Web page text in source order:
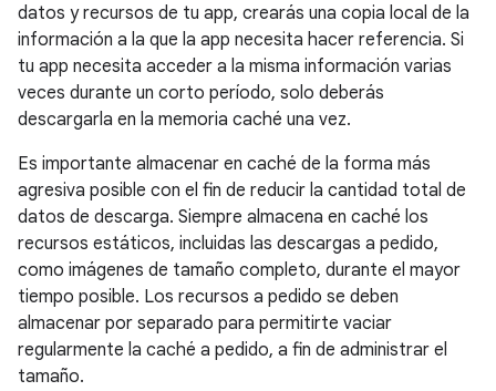
datos y recursos de tu app, crearás una copia local de la
información a la que la app necesita hacer referencia. Si
tu app necesita acceder a la misma información varias
veces durante un corto período, solo deberás
descargarla en la memoria caché una vez.
Es importante almacenar en caché de la forma más
agresiva posible con el fin de reducir la cantidad total de
datos de descarga. Siempre almacena en caché los
recursos estáticos, incluidas las descargas a pedido,
como imágenes de tamaño completo, durante el mayor
tiempo posible. Los recursos a pedido se deben
almacenar por separado para permitirte vaciar
regularmente la caché a pedido, a fin de administrar el
tamaño.